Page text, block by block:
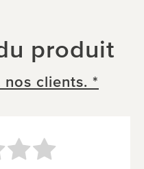
produit
nos clients. *